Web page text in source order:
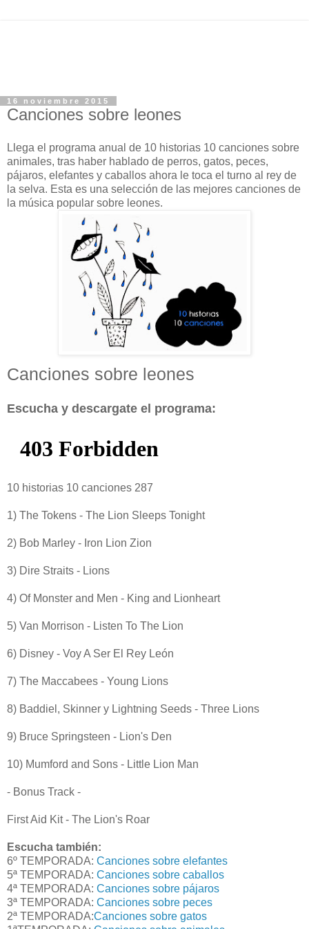
16 noviembre 2015
Canciones sobre leones
Llega el programa anual de 10 historias 10 canciones sobre
animales, tras haber hablado de perros, gatos, peces,
pájaros, elefantes y caballos ahora le toca el turno al rey de
la selva. Esta es una selección de las mejores canciones de
la música popular sobre leones.
Canciones sobre leones
Escucha y descargate el programa:
10 historias 10 canciones 287
1) The Tokens - The Lion Sleeps Tonight
2) Bob Marley - Iron Lion Zion
3) Dire Straits - Lions
4) Of Monster and Men - King and Lionheart
5) Van Morrison - Listen To The Lion
6) Disney - Voy A Ser El Rey León
7) The Maccabees - Young Lions
8) Baddiel, Skinner y Lightning Seeds - Three Lions
9) Bruce Springsteen - Lion's Den
10) Mumford and Sons - Little Lion Man
- Bonus Track -
First Aid Kit - The Lion's Roar
Escucha también:
6º TEMPORADA: Canciones sobre elefantes
5ª TEMPORADA: Canciones sobre caballos
4ª TEMPORADA: Canciones sobre pájaros
3ª TEMPORADA: Canciones sobre peces
2ª TEMPORADA:Canciones sobre gatos